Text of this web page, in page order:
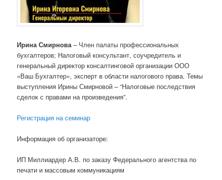
Ирина Смирнова– Член палаты профессиональных
бухгалтеров; Налоговый консультант, соучредитель и
генеральный директор консалтинговой организации ООО
«Ваш Бухгалтер», эксперт в области налогового права. Темы
выступления Ирины Смирновой – “Налоговые последствия
сделок с правами на произведения”.
Регистрация на семинар
Информация об организаторе:
ИП Миллиардер А.В. по заказу Федерального агентства по
печати и массовым коммуникациям